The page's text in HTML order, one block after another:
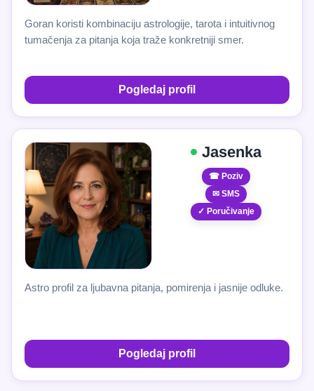
Goran koristi kombinaciju astrologije, tarota i intuitivnog
tumačenja za pitanja koja traže konkretniji smer.
Pogledaj profil
Jasenka
☎ Poziv
✉ SMS
✓ Poručivanje
Astro profil za ljubavna pitanja, pomirenja i jasnije odluke.
Pogledaj profil